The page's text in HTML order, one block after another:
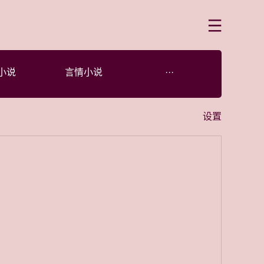
说 言情小说 ···
设置